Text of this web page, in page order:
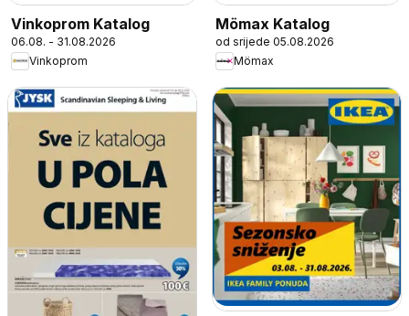
Vinkoprom Katalog
06.08. - 31.08.2026
Vinkoprom
Mömax Katalog
od srijede 05.08.2026
Mömax